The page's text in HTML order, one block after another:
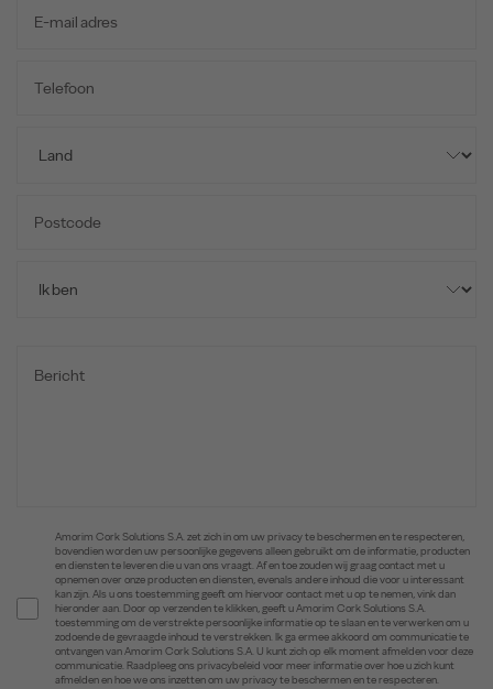
Amorim Cork Solutions S.A. zet zich in om uw privacy te beschermen en te respecteren,
bovendien worden uw persoonlijke gegevens alleen gebruikt om de informatie, producten
en diensten te leveren die u van ons vraagt. Af en toe zouden wij graag contact met u
opnemen over onze producten en diensten, evenals andere inhoud die voor u interessant
kan zijn. Als u ons toestemming geeft om hiervoor contact met u op te nemen, vink dan
hieronder aan. Door op verzenden te klikken, geeft u Amorim Cork Solutions S.A.
toestemming om de verstrekte persoonlijke informatie op te slaan en te verwerken om u
zodoende de gevraagde inhoud te verstrekken. Ik ga ermee akkoord om communicatie te
ontvangen van Amorim Cork Solutions S.A. U kunt zich op elk moment afmelden voor deze
communicatie. Raadpleeg ons privacybeleid voor meer informatie over hoe u zich kunt
afmelden en hoe we ons inzetten om uw privacy te beschermen en te respecteren.